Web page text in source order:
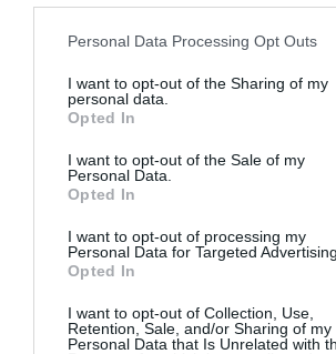
Personal Data Processing Opt Outs
I want to opt-out of the Sharing of my
personal data.
Opted In
I want to opt-out of the Sale of my
Personal Data.
Opted In
I want to opt-out of processing my
Personal Data for Targeted Advertising.
Opted In
I want to opt-out of Collection, Use,
Retention, Sale, and/or Sharing of my
Personal Data that Is Unrelated with
Vitoria-Gasteiz, «fieles a vuestras
compartidos por este Ayuntamiento y
entorno y de nuestro planeta como
de Vitoria-Gasteiz de una ciudad verde
economía verde». Gorka Urtaran
tiempos de incertidumbre es una muy
para la ciudad y el territorio la
proyección a futuro de una iniciativa
También hubo oportunidad para que
presentes pudieran visualizar cómo
edificio a través de realidad virtual.